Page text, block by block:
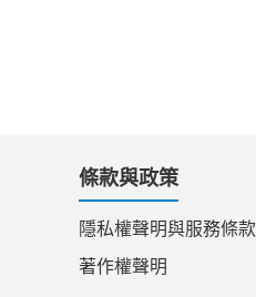
條款與政策
隱私權聲明與服務條款
著作權聲明